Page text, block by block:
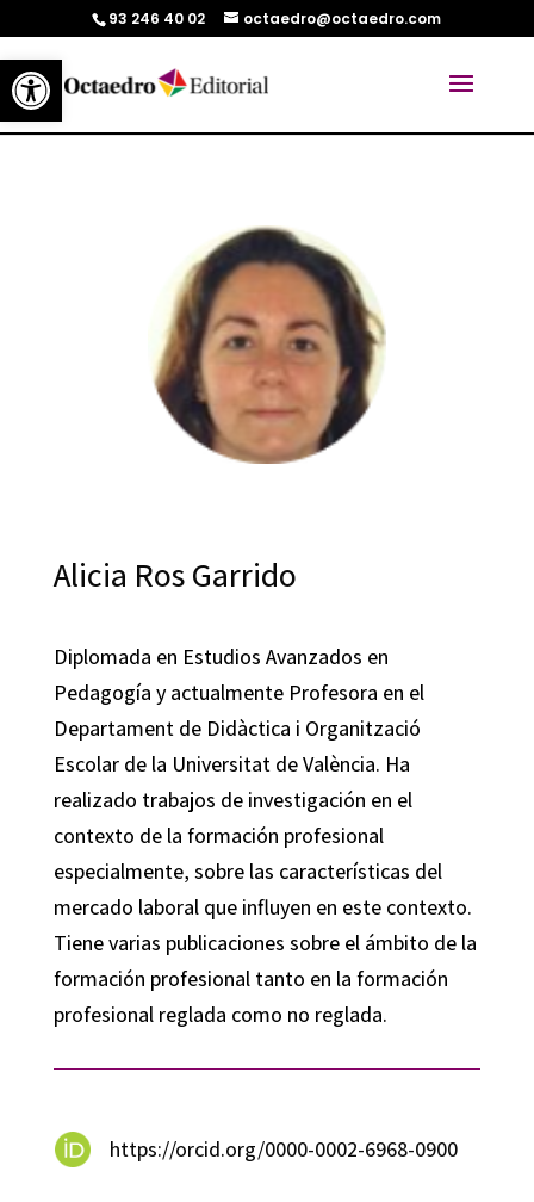
Abrir barra de herramientas
93 246 40 02 octaedro@octaedro.com
Alicia Ros Garrido
Diplomada en Estudios Avanzados en
Pedagogía y actualmente Profesora en el
Departament de Didàctica i Organització
Escolar de la Universitat de València. Ha
realizado trabajos de investigación en el
contexto de la formación profesional
especialmente, sobre las características del
mercado laboral que influyen en este contexto.
Tiene varias publicaciones sobre el ámbito de la
formación profesional tanto en la formación
profesional reglada como no reglada.
https://orcid.org/0000-0002-6968-0900